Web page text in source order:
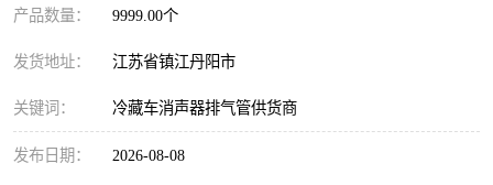
产品数量： 9999.00个
发货地址： 江苏省镇江丹阳市
关键词： 冷藏车消声器排气管供货商
发布日期： 2026-08-08